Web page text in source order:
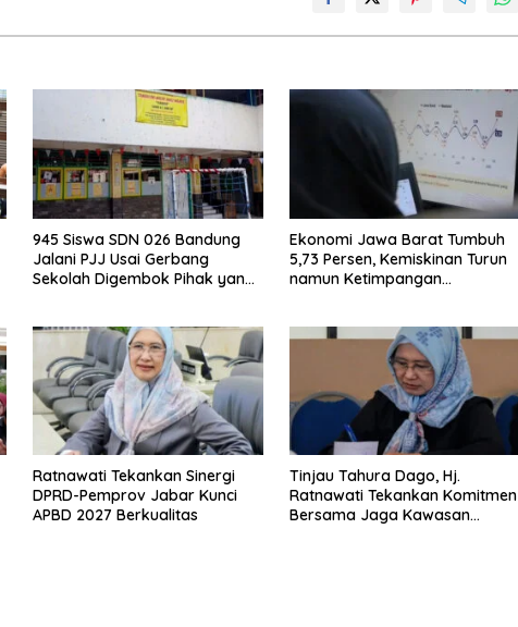
945 Siswa SDN 026 Bandung
Jalani PJJ Usai Gerbang
Sekolah Digembok Pihak yang
Ekonomi Jawa Barat Tumbuh
5,73 Persen, Kemiskinan Turun
namun Ketimpangan
Ratnawati Tekankan Sinergi
DPRD-Pemprov Jabar Kunci
APBD 2027 Berkualitas
Tinjau Tahura Dago, Hj.
Ratnawati Tekankan Komitmen
Bersama Jaga Kawasan